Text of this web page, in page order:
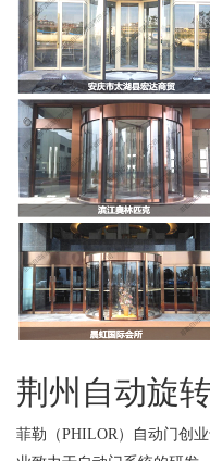
荆州自动旋
菲勒（PHILOR）自动门创